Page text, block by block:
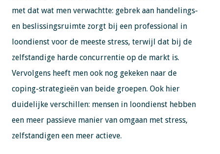
met dat wat men verwachtte: gebrek aan handelings-
en beslissingsruimte zorgt bij een professional in
loondienst voor de meeste stress, terwijl dat bij de
zelfstandige harde concurrentie op de markt is.
Vervolgens heeft men ook nog gekeken naar de
coping-strategieën van beide groepen. Ook hier
duidelijke verschillen: mensen in loondienst hebben
een meer passieve manier van omgaan met stress,
zelfstandigen een meer actieve.